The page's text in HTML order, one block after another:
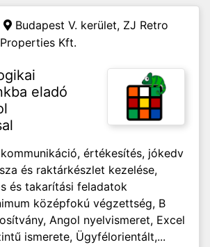
Budapest V. kerület, ZJ Retro
Properties Kft.
eladó
értékesítés, jókedv
és raktárkészlet kezelése,
és takarítási feladatok
középfokú végzettség, B
Angol nyelvismeret, Excel
ismerete, Ügyfélorientált,...